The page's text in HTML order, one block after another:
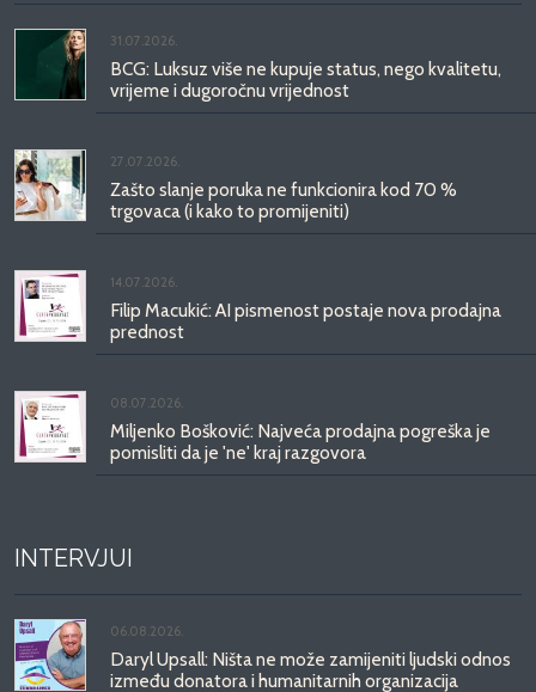
31.07.2026.
BCG: Luksuz više ne kupuje status, nego kvalitetu,
vrijeme i dugoročnu vrijednost
27.07.2026.
Zašto slanje poruka ne funkcionira kod 70 %
trgovaca (i kako to promijeniti)
14.07.2026.
Filip Macukić: AI pismenost postaje nova prodajna
prednost
08.07.2026.
Miljenko Bošković: Najveća prodajna pogreška je
pomisliti da je 'ne' kraj razgovora
INTERVJUI
06.08.2026.
Daryl Upsall: Ništa ne može zamijeniti ljudski odnos
između donatora i humanitarnih organizacija